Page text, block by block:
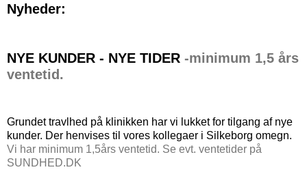
Nyheder:
NYE KUNDER - NYE TIDER -minimum 1,5 års
ventetid.
Grundet travlhed på klinikken har vi lukket for tilgang af nye
kunder. Der henvises til vores kollegaer i Silkeborg omegn.
Vi har minimum 1,5års ventetid. Se evt. ventetider på
SUNDHED.DK